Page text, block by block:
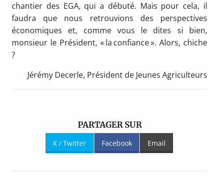
chantier des EGA, qui a débuté. Mais pour cela, il
faudra que nous retrouvions des perspectives
économiques et, comme vous le dites si bien,
monsieur le Président, « la confiance ». Alors, chiche
?
Jérémy Decerle, Président de Jeunes Agriculteurs
PARTAGER SUR
X / Twitter Facebook Email